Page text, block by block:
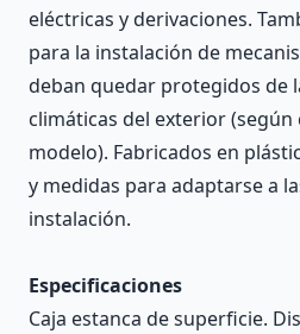
eléctricas y derivaciones.
para la instalación de
deban quedar protegidos de
climáticas del exterior (según
modelo). Fabricados en
y medidas para adaptarse a
instalación.
Especificaciones
Caja estanca de superficie.